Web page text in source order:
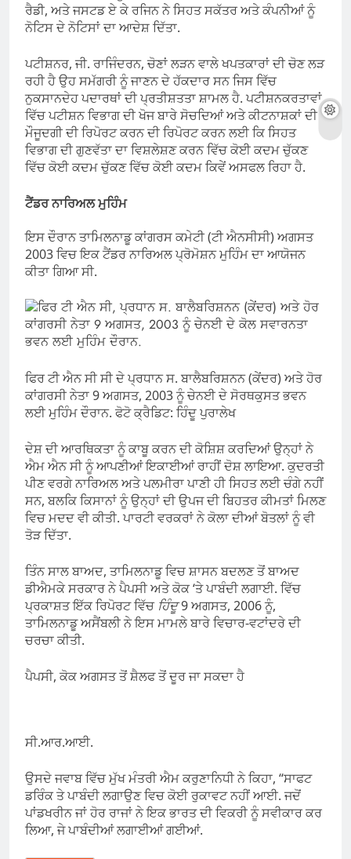
ਰੈਡੀ, ਅਤੇ ਜਸਟਡ ਏ ਕੇ ਰਜਿਨ ਨੇ ਸਿਹਤ ਸਕੱਤਰ ਅਤੇ ਕੰਪਨੀਆਂ ਨੂੰ
ਨੋਟਿਸ ਦੇ ਨੋਟਿਸਾਂ ਦਾ ਆਦੇਸ਼ ਦਿੱਤਾ.
ਪਟੀਸ਼ਨਰ, ਜੀ. ਰਾਜਿੰਦਰਨ, ਚੋਣਾਂ ਲੜਨ ਵਾਲੇ ਖਪਤਕਾਰਾਂ ਦੀ ਚੋਣ ਲੜ
ਰਹੀ ਹੈ ਉਹ ਸਮੱਗਰੀ ਨੂੰ ਜਾਣਨ ਦੇ ਹੱਕਦਾਰ ਸਨ ਜਿਸ ਵਿੱਚ
ਨੁਕਸਾਨਦੇਹ ਪਦਾਰਥਾਂ ਦੀ ਪ੍ਰਤੀਸ਼ਤਤਾ ਸ਼ਾਮਲ ਹੈ. ਪਟੀਸ਼ਨਕਰਤਾਵਾਂ
ਵਿੱਚ ਪਟੀਸ਼ਨ ਵਿਭਾਗ ਦੀ ਖੋਜ ਬਾਰੇ ਸੋਚਦਿਆਂ ਅਤੇ ਕੀਟਨਾਸ਼ਕਾਂ ਦੀ
ਮੌਜੂਦਗੀ ਦੀ ਰਿਪੋਰਟ ਕਰਨ ਦੀ ਰਿਪੋਰਟ ਕਰਨ ਲਈ ਕਿ ਸਿਹਤ
ਵਿਭਾਗ ਦੀ ਗੁਣਵੱਤਾ ਦਾ ਵਿਸ਼ਲੇਸ਼ਣ ਕਰਨ ਵਿੱਚ ਕੋਈ ਕਦਮ ਚੁੱਕਣ
ਵਿੱਚ ਕੋਈ ਕਦਮ ਚੁੱਕਣ ਵਿੱਚ ਕੋਈ ਕਦਮ ਕਿਵੇਂ ਅਸਫਲ ਰਿਹਾ ਹੈ.
ਟੈਂਡਰ ਨਾਰਿਅਲ ਮੁਹਿੰਮ
ਇਸ ਦੌਰਾਨ ਤਾਮਿਲਨਾਡੂ ਕਾਂਗਰਸ ਕਮੇਟੀ (ਟੀ ਐਨਸੀਸੀ) ਅਗਸਤ
2003 ਵਿਚ ਇਕ ਟੈਂਡਰ ਨਾਰਿਅਲ ਪ੍ਰੋਮੋਸ਼ਨ ਮੁਹਿੰਮ ਦਾ ਆਯੋਜਨ
ਕੀਤਾ ਗਿਆ ਸੀ.
ਫਿਰ ਟੀ ਐਨ ਸੀ ਸੀ ਦੇ ਪ੍ਰਧਾਨ ਸ. ਬਾਲੈਬਰਿਸ਼ਨਨ (ਕੇਂਦਰ) ਅਤੇ ਹੋਰ
ਕਾਂਗਰਸੀ ਨੇਤਾ 9 ਅਗਸਤ, 2003 ਨੂੰ ਚੇਨਈ ਦੇ ਸੋਰਥਕੁਸਤ ਭਵਨ
ਲਈ ਮੁਹਿੰਮ ਦੌਰਾਨ. ਫੋਟੋ ਕ੍ਰੈਡਿਟ: ਹਿੰਦੂ ਪੁਰਾਲੇਖ
ਦੇਸ਼ ਦੀ ਆਰਥਿਕਤਾ ਨੂੰ ਕਾਬੂ ਕਰਨ ਦੀ ਕੋਸ਼ਿਸ਼ ਕਰਦਿਆਂ ਉਨ੍ਹਾਂ ਨੇ
ਐਮ ਐਨ ਸੀ ਨੂੰ ਆਪਣੀਆਂ ਇਕਾਈਆਂ ਰਾਹੀਂ ਦੋਸ਼ ਲਾਇਆ. ਕੁਦਰਤੀ
ਪੀਣ ਵਰਗੇ ਨਾਰਿਅਲ ਅਤੇ ਪਲਮੀਰਾ ਪਾਣੀ ਹੀ ਸਿਹਤ ਲਈ ਚੰਗੇ ਨਹੀਂ
ਸਨ, ਬਲਕਿ ਕਿਸਾਨਾਂ ਨੂੰ ਉਨ੍ਹਾਂ ਦੀ ਉਪਜ ਦੀ ਬਿਹਤਰ ਕੀਮਤਾਂ ਮਿਲਣ
ਵਿਚ ਮਦਦ ਵੀ ਕੀਤੀ. ਪਾਰਟੀ ਵਰਕਰਾਂ ਨੇ ਕੋਲਾ ਦੀਆਂ ਬੋਤਲਾਂ ਨੂੰ ਵੀ
ਤੋੜ ਦਿੱਤਾ.
ਤਿੰਨ ਸਾਲ ਬਾਅਦ, ਤਾਮਿਲਨਾਡੂ ਵਿਚ ਸ਼ਾਸਨ ਬਦਲਣ ਤੋਂ ਬਾਅਦ
ਡੀਐਮਕੇ ਸਰਕਾਰ ਨੇ ਪੈਪਸੀ ਅਤੇ ਕੋਕ ‘ਤੇ ਪਾਬੰਦੀ ਲਗਾਈ. ਵਿੱਚ
ਪ੍ਰਕਾਸ਼ਤ ਇੱਕ ਰਿਪੋਰਟ ਵਿੱਚ ਹਿੰਦੂ9 ਅਗਸਤ, 2006 ਨੂੰ,
ਤਾਮਿਲਨਾਡੂ ਅਸੈਂਬਲੀ ਨੇ ਇਸ ਮਾਮਲੇ ਬਾਰੇ ਵਿਚਾਰ-ਵਟਾਂਦਰੇ ਦੀ
ਚਰਚਾ ਕੀਤੀ.
ਪੈਪਸੀ, ਕੋਕ ਅਗਸਤ ਤੋਂ ਸ਼ੈਲਫ ਤੋਂ ਦੂਰ ਜਾ ਸਕਦਾ ਹੈ
ਸੀ.ਆਰ.ਆਈ.
ਉਸਦੇ ਜਵਾਬ ਵਿੱਚ ਮੁੱਖ ਮੰਤਰੀ ਐਮ ਕਰੁਣਾਨਿਧੀ ਨੇ ਕਿਹਾ, “ਸਾਫਟ
ਡਰਿੰਕ ਤੇ ਪਾਬੰਦੀ ਲਗਾਉਣ ਵਿਚ ਕੋਈ ਰੁਕਾਵਟ ਨਹੀਂ ਆਈ. ਜਦੋਂ
ਪਾਂਡਖਰੀਨ ਜਾਂ ਹੋਰ ਰਾਜਾਂ ਨੇ ਇਕ ਭਾਰਤ ਦੀ ਵਿਕਰੀ ਨੂੰ ਸਵੀਕਾਰ ਕਰ
ਲਿਆ, ਜੇ ਪਾਬੰਦੀਆਂ ਲਗਾਈਆਂ ਗਈਆਂ.